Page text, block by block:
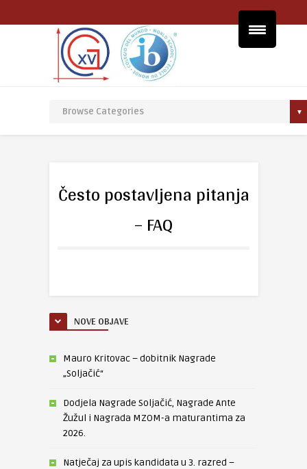
Često postavljena pitanja
– FAQ
NOVE OBJAVE
Mauro Kritovac – dobitnik Nagrade
„Soljačić“
Dodjela Nagrade Soljačić, Nagrade Ante
Žužul i Nagrada MZOM-a maturantima za
2026.
Natječaj za upis kandidata u 3. razred –